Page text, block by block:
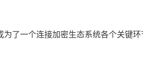
了一个连接加密生态系统各个关键